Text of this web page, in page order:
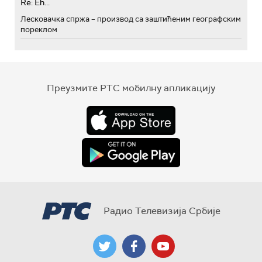
Лесковачка спржа – производ са заштићеним географским
пореклом
Преузмите РТС мобилну апликацију
Радио Телевизија Србије